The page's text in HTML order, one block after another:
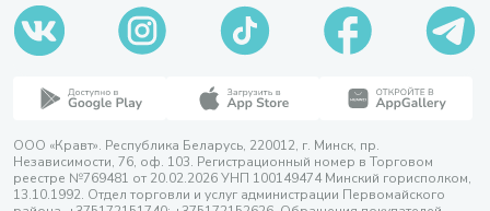
ООО «Кравт». Республика Беларусь, 220012, г. Минск, пр.
Независимости, 76, оф. 103. Регистрационный номер в Торговом
реестре №769481 от 20.02.2026 УНП 100149474 Минский горисполком,
13.10.1992. Отдел торговли и услуг администрации Первомайского